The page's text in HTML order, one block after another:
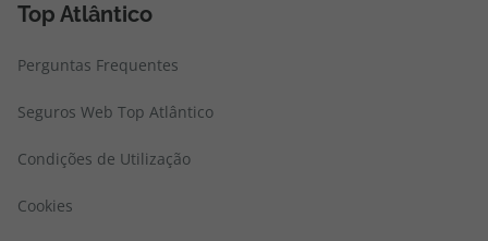
Top Atlântico
Perguntas Frequentes
Seguros Web Top Atlântico
Condições de Utilização
Cookies